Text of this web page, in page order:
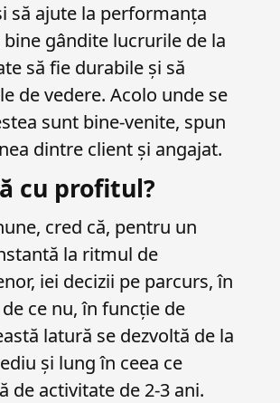
să ajute la performanța
gândite lucrurile de la
să fie durabile și să
de vedere. Acolo unde se
sunt bine-venite, spun
dintre client și angajat.
cu profitul?
cred că, pentru un
la ritmul de
iei decizii pe parcurs, în
ce nu, în funcție de
latură se dezvoltă de la
și lung în ceea ce
activitate de 2-3 ani.